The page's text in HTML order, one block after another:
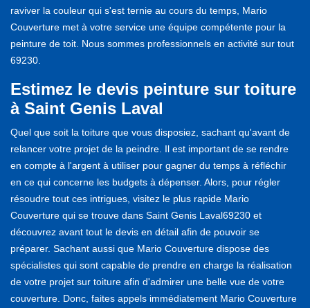
raviver la couleur qui s'est ternie au cours du temps, Mario
Couverture met à votre service une équipe compétente pour la
peinture de toit. Nous sommes professionnels en activité sur tout
69230.
Estimez le devis peinture sur toiture
à Saint Genis Laval
Quel que soit la toiture que vous disposiez, sachant qu'avant de
relancer votre projet de la peindre. Il est important de se rendre
en compte à l'argent à utiliser pour gagner du temps à réfléchir
en ce qui concerne les budgets à dépenser. Alors, pour régler
résoudre tout ces intrigues, visitez le plus rapide Mario
Couverture qui se trouve dans Saint Genis Laval69230 et
découvrez avant tout le devis en détail afin de pouvoir se
préparer. Sachant aussi que Mario Couverture dispose des
spécialistes qui sont capable de prendre en charge la réalisation
de votre projet sur toiture afin d'admirer une belle vue de votre
couverture. Donc, faites appels immédiatement Mario Couverture